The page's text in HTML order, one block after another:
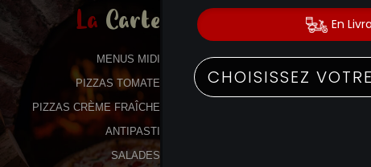
La Carte
MENUS MIDI
PIZZAS TOMATE
PIZZAS CRÈME FRAÎCHE
ANTIPASTI
SALADES